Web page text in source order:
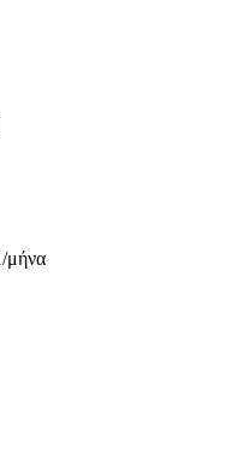
/μήνα